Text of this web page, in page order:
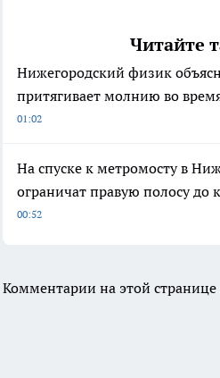
Читайте
Нижегородский физик
притягивает молнию во
01:02
На спуске к метромосту в
ограничат правую полосу до
00:52
Комментарии на этой